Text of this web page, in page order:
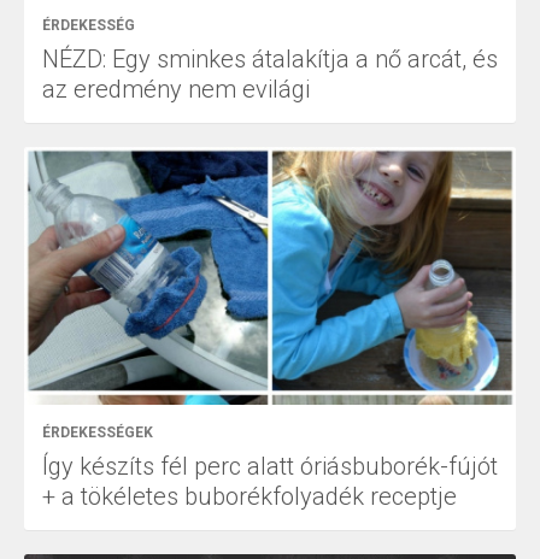
ÉRDEKESSÉG
NÉZD: Egy sminkes átalakítja a nő arcát, és
az eredmény nem evilági
ÉRDEKESSÉGEK
Így készíts fél perc alatt óriásbuborék-fújót
+ a tökéletes buborékfolyadék receptje